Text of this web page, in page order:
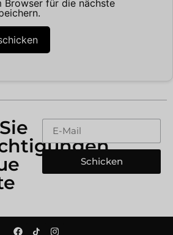
Browser für die nächste
Schicken